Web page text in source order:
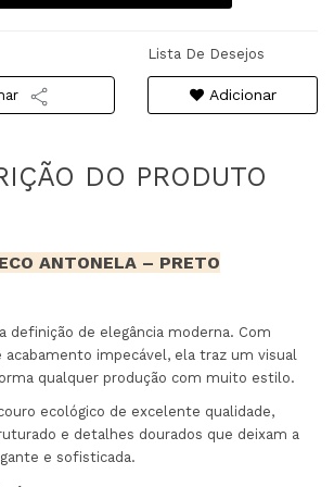
Lista De Desejos
Adicionar
ANTONELA – PRETO
definição de elegância moderna. Com
acabamento impecável, ela traz um visual
qualquer produção com muito estilo.
ecológico de excelente qualidade,
e detalhes dourados que deixam a
e sofisticada.